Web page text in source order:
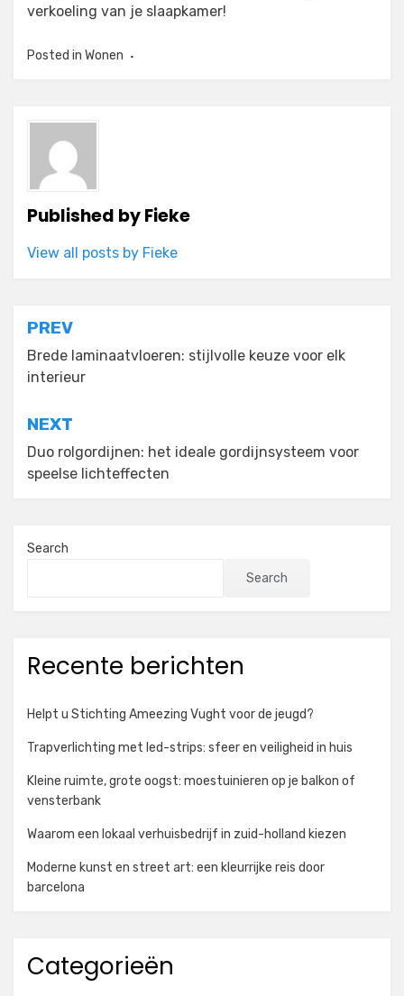
verkoeling van je slaapkamer!
Posted in Wonen
Published byFieke
View all posts by Fieke
Post
navigation
PREV
Brede laminaatvloeren: stijlvolle keuze voor elk
interieur
NEXT
Duo rolgordijnen: het ideale gordijnsysteem voor
speelse lichteffecten
Search
Search
Recente berichten
Helpt u Stichting Ameezing Vught voor de jeugd?
Trapverlichting met led-strips: sfeer en veiligheid in huis
Kleine ruimte, grote oogst: moestuinieren op je balkon of
vensterbank
Waarom een lokaal verhuisbedrijf in zuid-holland kiezen
Moderne kunst en street art: een kleurrijke reis door
barcelona
Categorieën